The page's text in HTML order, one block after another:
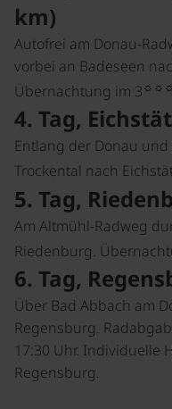
km)
Autofrei am Donau-
vorbei an Badeseen
Übernachtung im 3☼☼☼
4. Tag,
Entlang der Donau
Trockental nach
5. Tag,
Am Altmühl-Radweg
Riedenburg.
6. Tag,
Über Bad Abbach am
Regensburg.
17:30 Uhr. Individuelle
Regensburg.